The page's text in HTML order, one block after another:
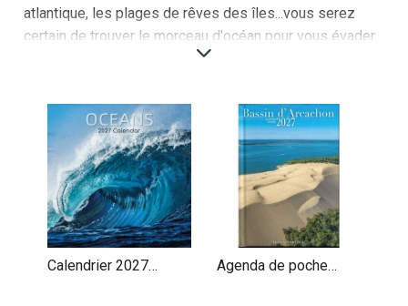
atlantique, les plages de rêves des îles...vous serez
certain de trouver le morceau d'océan pour vous évader
maritimes offre une immersion dans la beauté infinie
des océans, plages, côtes et horizons marins. Chaque
mois, vous serez transporté vers des lieux enchâssés
entre mer et ciel, où la tranquillité, la puissance de l’eau
et la richesse des paysages se rencontrent.
Les premiers mois vous emmènent vers des plages de
sable fin, des lagons turquoise des Caraïbes aux côtes
sauvages de la Bretagne, mettant en valeur des eaux
Calendrier 2027
Agenda de poche